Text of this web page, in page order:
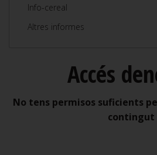
Info-cereal
Altres informes
Accés
No tens permisos suficients
contingut